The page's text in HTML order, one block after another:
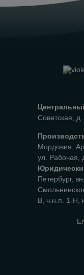
Советская,
Мордовия,
ул. Рабочая,
Петербург,
В, ч.н.п. 1-Н,